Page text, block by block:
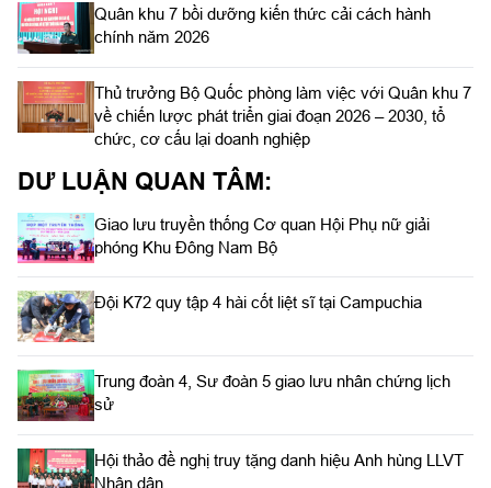
Quân khu 7 bồi dưỡng kiến thức cải cách hành
chính năm 2026
Thủ trưởng Bộ Quốc phòng làm việc với Quân khu 7
về chiến lược phát triển giai đoạn 2026 – 2030, tổ
chức, cơ cấu lại doanh nghiệp
DƯ LUẬN QUAN TÂM:
Giao lưu truyền thống Cơ quan Hội Phụ nữ giải
phóng Khu Đông Nam Bộ
Đội K72 quy tập 4 hài cốt liệt sĩ tại Campuchia
Trung đoàn 4, Sư đoàn 5 giao lưu nhân chứng lịch
sử
Hội thảo đề nghị truy tặng danh hiệu Anh hùng LLVT
Nhân dân